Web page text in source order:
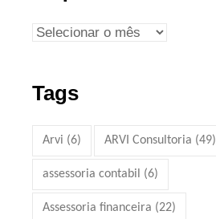
Tags
Arvi (6) ARVI Consultoria (49)
assessoria contabil (6)
Assessoria financeira (22)